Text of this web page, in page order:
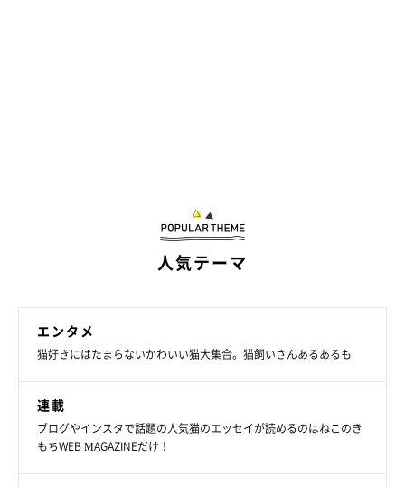
人気テーマ
エンタメ
猫好きにはたまらないかわいい猫大集合。猫飼いさんあるあるも
連載
ブログやインスタで話題の人気猫のエッセイが読めるのはねこのき
もちWEB MAGAZINEだけ！